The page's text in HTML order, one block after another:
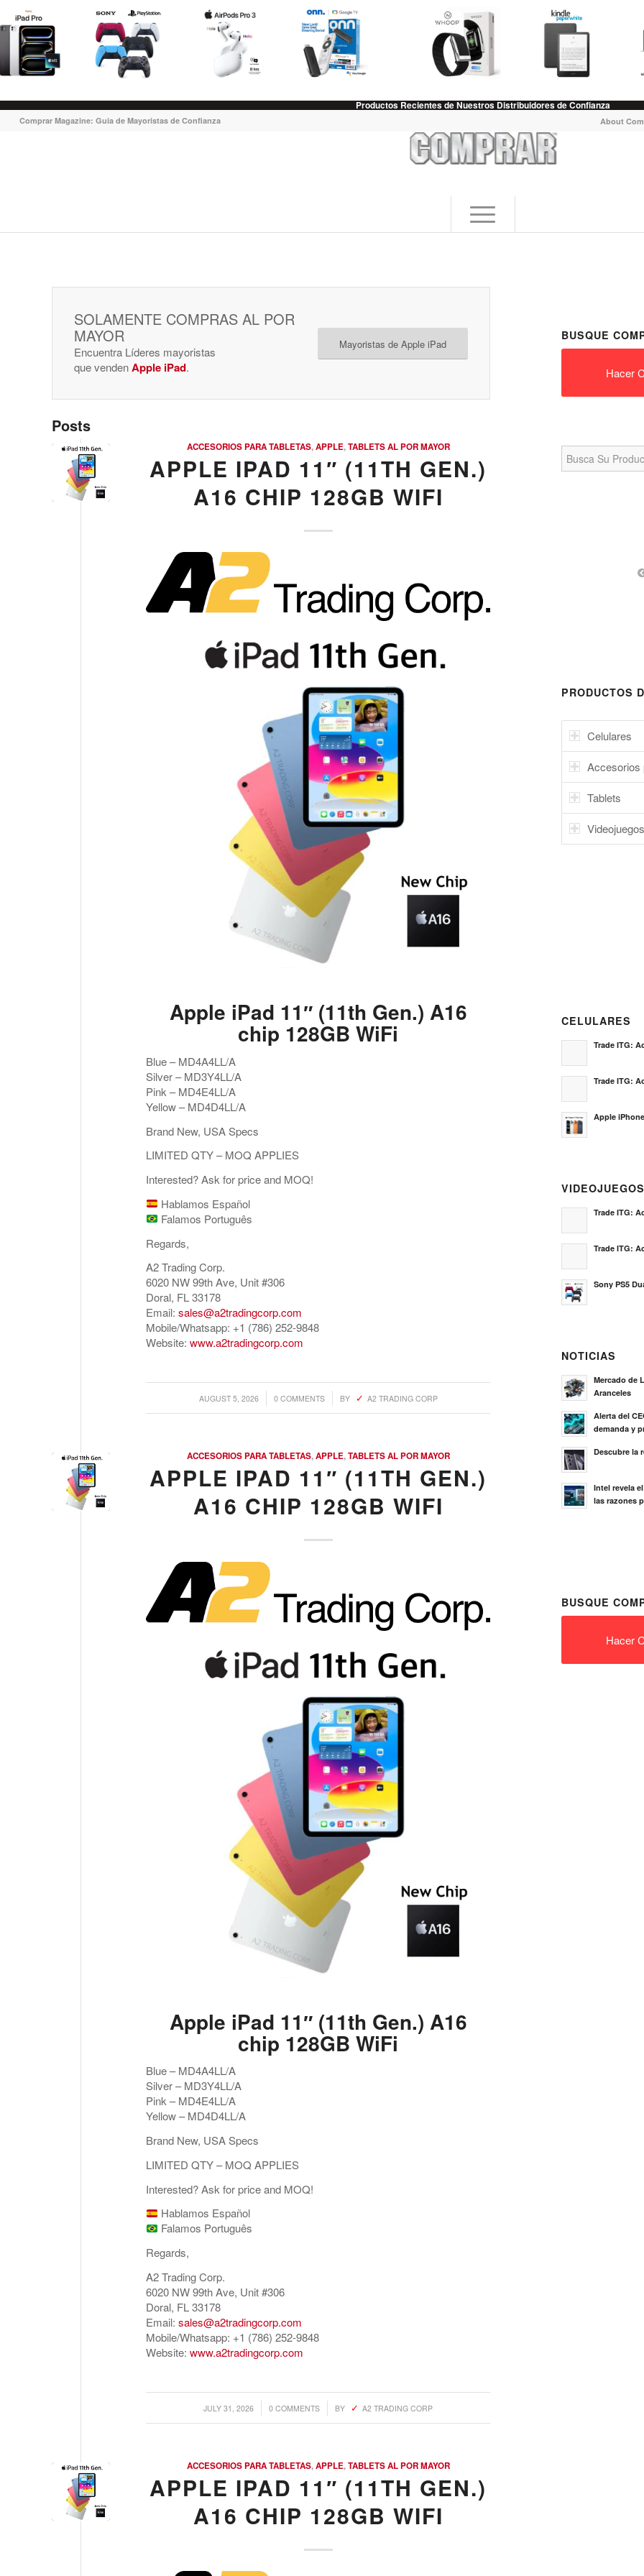
Productos Recientes de Nuestros Distribuidores de Confianza
About
Comprar Magazine: Guia de Mayoristas de Confianza
SOLAMENTE COMPRAS AL POR
MAYOR
Encuentra Líderes mayoristas
que vendenApple iPad.
Mayoristas de Apple iPad
Posts
ACCESORIOS PARA TABLETAS,APPLE,TABLETS AL POR MAYOR
APPLE IPAD 11″ (11TH GEN.)
A16 CHIP 128GB WIFI
Apple iPad 11″ (11th Gen.) A16
chip 128GB WiFi
Blue – MD4A4LL/A
Silver – MD3Y4LL/A
Pink – MD4E4LL/A
Yellow – MD4D4LL/A
Brand New, USA Specs
LIMITED QTY – MOQ APPLIES
Interested? Ask for price and MOQ!
Hablamos Español
Falamos Português
Regards,
A2 Trading Corp.
6020 NW 99th Ave, Unit #306
Doral, FL 33178
Email: sales@a2tradingcorp.com
Mobile/Whatsapp: +1 (786) 252-9848
Website: www.a2tradingcorp.com
AUGUST 5, 2026
/ 0 COMMENTS
/ BY A2 TRADING CORP
ACCESORIOS PARA TABLETAS,APPLE,TABLETS AL POR MAYOR
APPLE IPAD 11″ (11TH GEN.)
A16 CHIP 128GB WIFI
Apple iPad 11″ (11th Gen.) A16
chip 128GB WiFi
Blue – MD4A4LL/A
Silver – MD3Y4LL/A
Pink – MD4E4LL/A
Yellow – MD4D4LL/A
Brand New, USA Specs
LIMITED QTY – MOQ APPLIES
Interested? Ask for price and MOQ!
Hablamos Español
Falamos Português
Regards,
A2 Trading Corp.
6020 NW 99th Ave, Unit #306
Doral, FL 33178
Email: sales@a2tradingcorp.com
Mobile/Whatsapp: +1 (786) 252-9848
Website: www.a2tradingcorp.com
JULY 31, 2026
/ 0 COMMENTS
/ BY A2 TRADING CORP
ACCESORIOS PARA TABLETAS,APPLE,TABLETS AL POR MAYOR
APPLE IPAD 11″ (11TH GEN.)
A16 CHIP 128GB WIFI
BUSQUE
Hacer
Search
for:
PRODUCTOS
Celulares
Accesorios
Tablets
Videojuegos
CELULARES
Trade ITG:
Trade ITG:
Apple
VIDEOJUEGOS
Trade ITG:
Trade ITG:
Sony PS5
NOTICIAS
Mercado de
Aranceles
Alerta del
demanda y
Descubre la
Intel revela
las razones
BUSQUE
Hacer